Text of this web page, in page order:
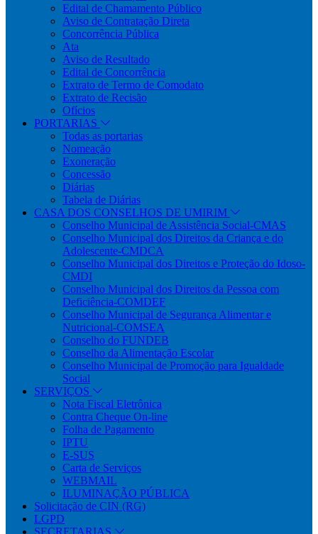
Edital de Chamamento Público
Aviso de Contratação Direta
Concorrência Pública
Ata
Aviso de Resultado
Edital de Concorrência
Extrato de Termo de Comodato
Extrato de Recisão
Ofícios
PORTARIAS
Todas as portarias
Nomeação
Exoneração
Concessão
Diárias
Tabela de Diárias
CASA DOS CONSELHOS DE UMIRIM
Conselho Municipal de Assistência Social-CMAS
Conselho Municipal dos Direitos da Criança e do
Adolescente-CMDCA
Conselho Municipal dos Direitos e Proteção do Idoso-
CMDI
Conselho Municipal dos Direitos da Pessoa com
Deficiência-COMDEF
Conselho Municipal de Segurança Alimentar e
Nutricional-COMSEA
Conselho do FUNDEB
Conselho da Alimentação Escolar
Conselho Municipal de Promoção para Igualdade
Social
SERVIÇOS
Nota Fiscal Eletrônica
Contra Cheque On-line
Folha de Pagamento
IPTU
E-SUS
Carta de Serviços
WEBMAIL
ILUMINAÇÃO PÚBLICA
Solicitação de CIN (RG)
LGPD
SECRETARIAS